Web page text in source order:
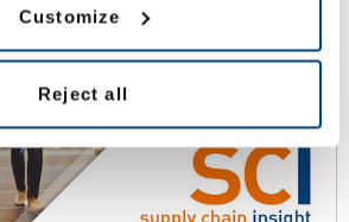
Customize
Reject all